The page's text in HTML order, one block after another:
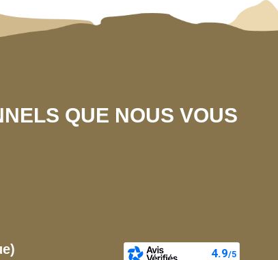
QUE NOUS VOUS